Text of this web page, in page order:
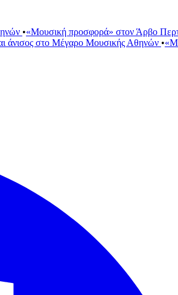
•«Μουσική προσφορά» στον Άρβο Περτ
άνισος στο Μέγαρο Μουσικής Αθηνών •